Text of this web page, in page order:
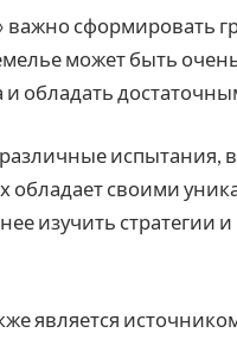
важно сформировать
может быть
обладать
испытания,
своими
изучить стратегии
является